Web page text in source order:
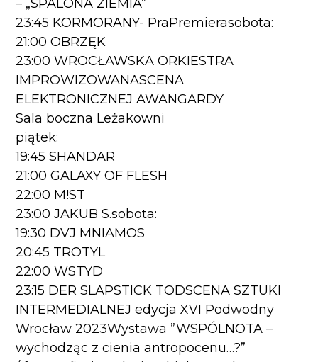
– „SPALONA ZIEMIA”
23:45 KORMORANY- PraPremierasobota:
21:00 OBRZĘK
23:00 WROCŁAWSKA ORKIESTRA
IMPROWIZOWANASCENA
ELEKTRONICZNEJ AWANGARDY
Sala boczna Leżakowni
piątek:
19:45 SHANDAR
21:00 GALAXY OF FLESH
22:00 M!ST
23:00 JAKUB S.sobota:
19:30 DVJ MNIAMOS
20:45 TROTYL
22:00 WSTYD
23:15 DER SLAPSTICK TODSCENA SZTUKI
INTERMEDIALNEJ edycja XVI Podwodny
Wrocław 2023Wystawa ”WSPÓLNOTA –
wychodząc z cienia antropocenu…?”